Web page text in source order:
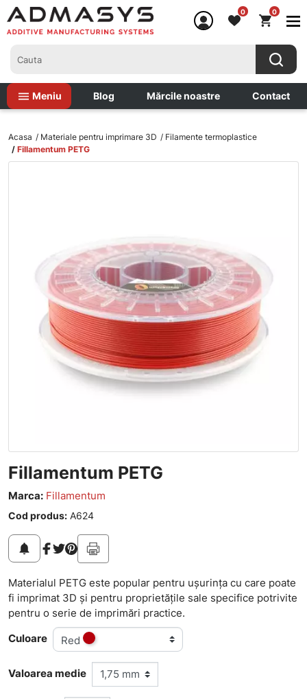
0 0
Meniu Blog Mărcile noastre Contact
Acasa Materiale pentru imprimare 3D
Filamente termoplastice
Fillamentum PETG
Fillamentum PETG
Marca: Fillamentum
Cod produs: A624
notifications
Materialul PETG este popular pentru ușurința cu care poate
fi imprimat 3D și pentru proprietățile sale specifice potrivite
pentru o serie de imprimări practice.
Culoare
Red
Valoarea medie